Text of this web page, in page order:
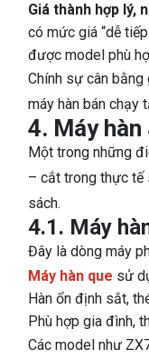
Giá thành hợp lý,
có mức giá “dễ
được model phù
Chính sự cân
máy hàn bán chạy
4. Máy
Một trong những
– cắt trong thực tế
sách.
4.1. Máy
Đây là dòng máy
Máy hàn que sử
Hàn ổn định sắt,
Phù hợp gia đình,
Các model như